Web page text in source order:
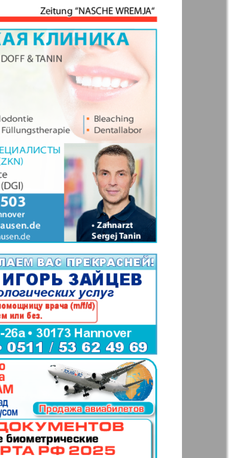
England
Augsburg-city
Park Sei Gesund
info
Wetschernaja
Gazeta
Wadim
Haus und Familie
Zeitung
Evrejskaja
Panorama
Woman`s life
Idealnaja Firma
Katjuscha